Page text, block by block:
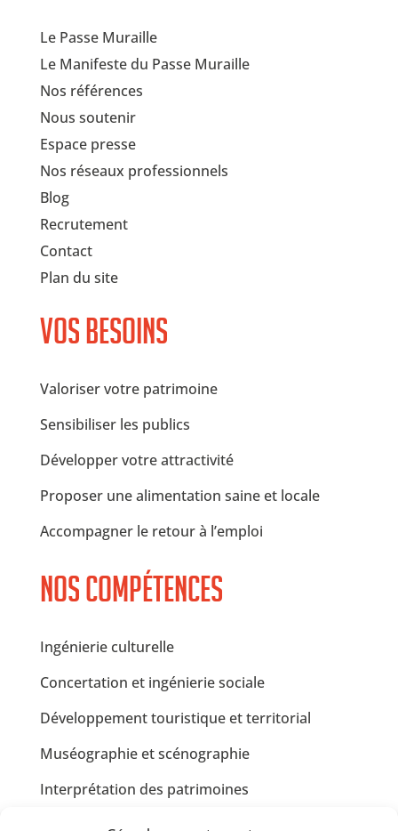
Le Passe Muraille
Le Manifeste du Passe Muraille
Nos références
Nous soutenir
Espace presse
Nos réseaux professionnels
Blog
Recrutement
Contact
Plan du site
Vos besoins
Valoriser votre patrimoine
Sensibiliser les publics
Développer votre attractivité
Proposer une alimentation saine et locale
Accompagner le retour à l’emploi
Nos compétences
Ingénierie culturelle
Concertation et ingénierie sociale
Développement touristique et territorial
Muséographie et scénographie
Interprétation des patrimoines
Communication et design graphique